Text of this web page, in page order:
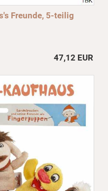
Freunde, 5-teilig
47,12 EUR